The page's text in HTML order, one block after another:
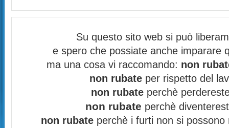
Su questo sito web si può
e spero che possiate anche imparare
ma una cosa vi raccomando: non
non rubate per rispetto del
non rubate perchè
non rubate perchè
non rubate perchè i furti non si